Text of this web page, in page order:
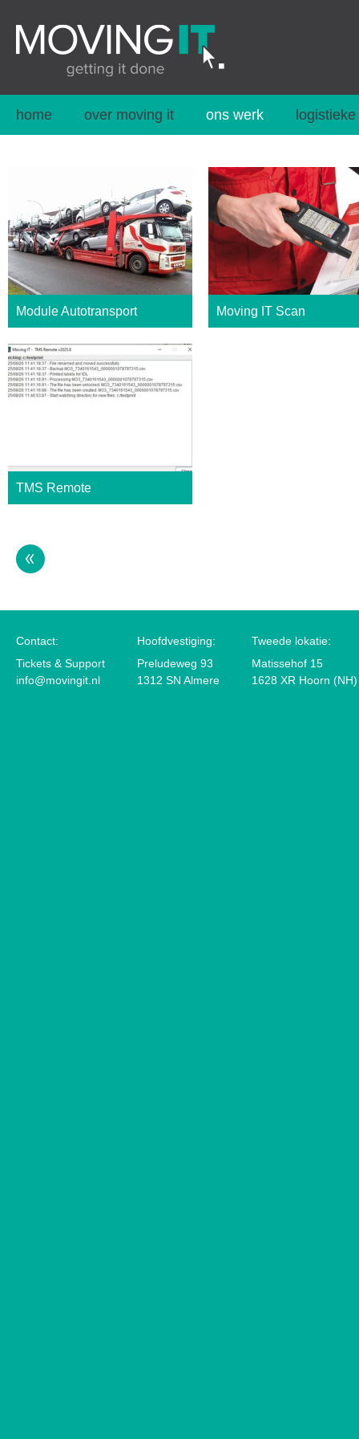
home over moving it ons werk
Module Autotransport Moving IT Scan
TMS Remote
Contact:
Tickets & Support
info@movingit.nl
Hoofdvestiging:
Preludeweg 93
1312 SN Almere
Tweede lokatie:
Matissehof 15
1628 XR Hoorn (NH)